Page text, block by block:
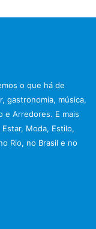
o que há de
gastronomia, música,
e Arredores. E mais
Moda, Estilo,
Rio, no Brasil e no